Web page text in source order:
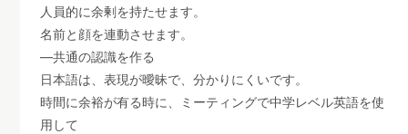
人員的に余剰を持たせます。
名前と顔を連動させます。
―共通の認識を作る
日本語は、表現が曖昧で、分かりにくいです。
時間に余裕が有る時に、ミーティングで中学レベル英語を使
用して